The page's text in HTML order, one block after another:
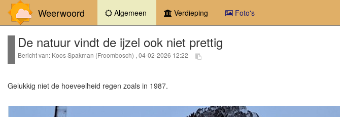
Weerwoord Algemeen (current)Verdieping Foto's
De natuur vindt de ijzel ook niet prettig
Bericht van: Koos Spakman (Froombosch) , 04-02-2026 12:22
Gelukkig niet de hoeveelheid regen zoals in 1987.